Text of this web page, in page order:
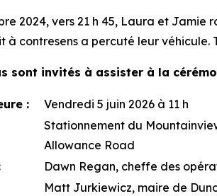
2024, vers 21 h 45, Laura et
à contresens a percuté leur
sont invités à assister à la
:
Vendredi 5 juin 2026 à 11 h
Stationnement du
Allowance Road
Dawn Regan, cheffe des
Matt Jurkiewicz, maire de